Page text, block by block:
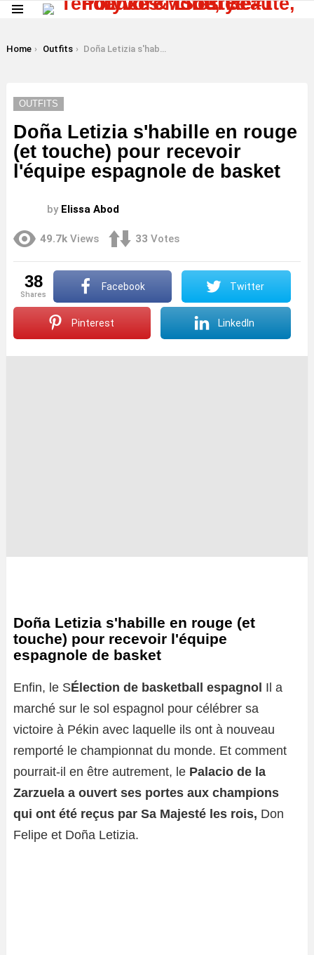
You are here:
Home Outfits Doña Letizia s'habille en rouge (et touche) pour recevoir l'équipe espagnole de basket
OUTFITS
Doña Letizia s'habille en rouge
(et touche) pour recevoir
l'équipe espagnole de basket
by Elissa Abod
49.7k Views 33 Votes
38
shares
Facebook Twitter
Pinterest LinkedIn
Doña Letizia s'habille en rouge (et
touche) pour recevoir l'équipe
espagnole de basket
Enfin, le SÉlection de basketball espagnol Il a
marché sur le sol espagnol pour célébrer sa
victoire à Pékin avec laquelle ils ont à nouveau
remporté le championnat du monde. Et comment
pourrait-il en être autrement, le Palacio de la
Zarzuela a ouvert ses portes aux champions
qui ont été reçus par Sa Majesté les rois, Don
Felipe et Doña Letizia.